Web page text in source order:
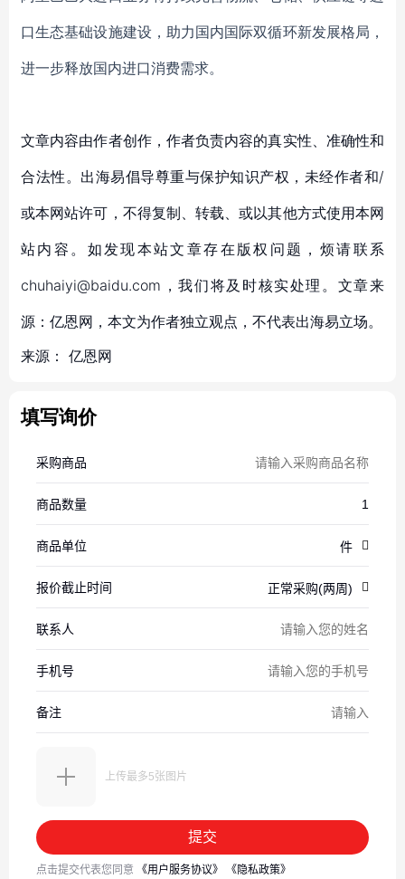
口生态基础设施建设，助力国内国际双循环新发展格局，
进一步释放国内进口消费需求。
文章内容由作者创作，作者负责内容的真实性、准确性和
合法性。出海易倡导尊重与保护知识产权，未经作者和/
或本网站许可，不得复制、转载、或以其他方式使用本网
站内容。如发现本站文章存在版权问题，烦请联系
chuhaiyi@baidu.com，我们将及时核实处理。文章来
源：亿恩网，本文为作者独立观点，不代表出海易立场。
来源： 亿恩网
填写询价